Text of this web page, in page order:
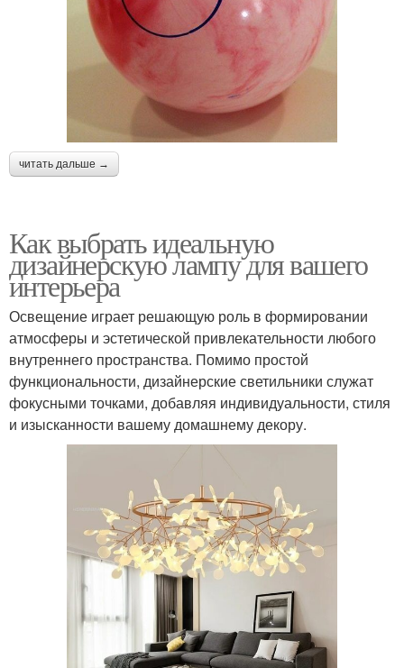
читать дальше →
Как выбрать идеальную
дизайнерскую лампу для вашего
интерьера
Освещение играет решающую роль в формировании
атмосферы и эстетической привлекательности любого
внутреннего пространства. Помимо простой
функциональности, дизайнерские светильники служат
фокусными точками, добавляя индивидуальности, стиля
и изысканности вашему домашнему декору.